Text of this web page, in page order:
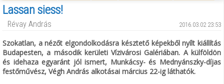
Lassan siess!
Révay András 2016.03.02 23:53
Szokatlan, a nézőt elgondolkodásra késztető képekből nyílt kiállítás
Budapesten, a második kerületi Vízivárosi Galériában. A külföldön
és idehaza egyaránt jól ismert, Munkácsy- és Mednyánszky-díjas
festőművész, Végh András alkotásai március 22-ig láthatók.